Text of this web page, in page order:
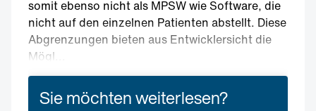
somit ebenso nicht als MPSW wie Software, die
nicht auf den einzelnen Patienten abstellt. Diese
Abgrenzungen bieten aus Entwicklersicht die
Mögl...
Sie möchten weiterlesen?